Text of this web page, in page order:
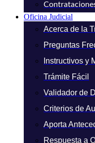
Oficina Judicial
Acerca de la
Preguntas
Instructivos y
Trámite Fácil
Validador de
Criterios de
Aporta
Respuesta a